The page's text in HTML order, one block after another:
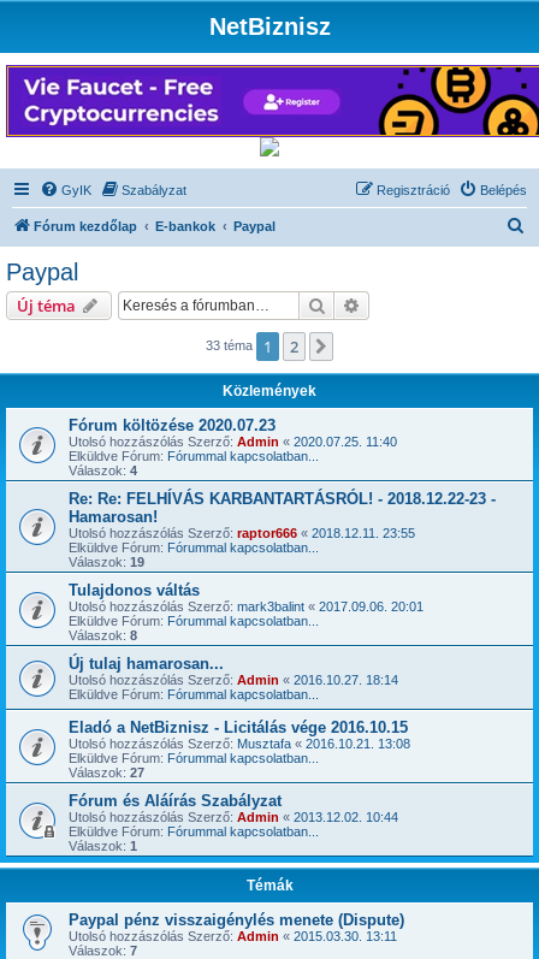
NetBiznisz
GyIK Szabályzat Belépés
Regisztráció
Fórum kezdőlap E-bankok Paypal
Paypal
Új téma Keresés
33 téma 1 2
Közlemények
Fórum költözése 2020.07.23
Utolsó hozzászólás Szerző: Admin « 2020.07.25. 11:40
Elküldve Fórum: Fórummal kapcsolatban...
Válaszok: 4
Re: Re: FELHÍVÁS KARBANTARTÁSRÓL! - 2018.12.22-23 -
Hamarosan!
Utolsó hozzászólás Szerző: raptor666 « 2018.12.11. 23:55
Elküldve Fórum: Fórummal kapcsolatban...
Válaszok: 19
Tulajdonos váltás
Utolsó hozzászólás Szerző: mark3balint « 2017.09.06. 20:01
Elküldve Fórum: Fórummal kapcsolatban...
Válaszok: 8
Új tulaj hamarosan...
Utolsó hozzászólás Szerző: Admin « 2016.10.27. 18:14
Elküldve Fórum: Fórummal kapcsolatban...
Eladó a NetBiznisz - Licitálás vége 2016.10.15
Utolsó hozzászólás Szerző: Musztafa « 2016.10.21. 13:08
Elküldve Fórum: Fórummal kapcsolatban...
Válaszok: 27
Fórum és Aláírás Szabályzat
Utolsó hozzászólás Szerző: Admin « 2013.12.02. 10:44
Elküldve Fórum: Fórummal kapcsolatban...
Válaszok: 1
Témák
Paypal pénz visszaigénylés menete (Dispute)
Utolsó hozzászólás Szerző: Admin « 2015.03.30. 13:11
Válaszok: 7